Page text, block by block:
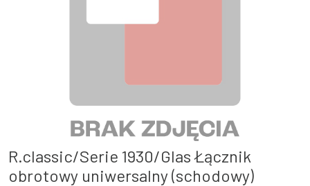
R.classic/Serie 1930/Glas Łącznik
obrotowy uniwersalny (schodowy)